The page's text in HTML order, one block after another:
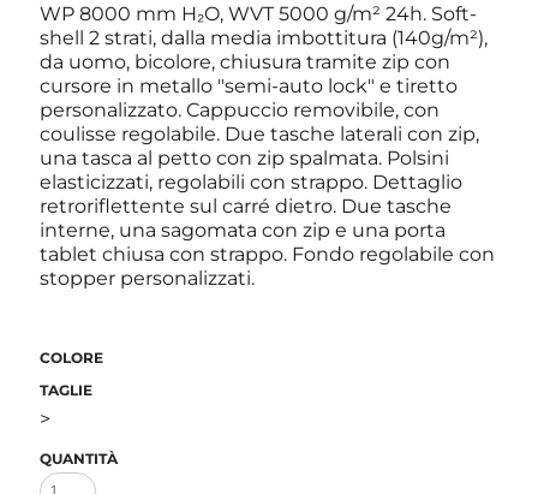
WP 8000 mm H₂O, WVT 5000 g/m² 24h. Soft-
shell 2 strati, dalla media imbottitura (140g/m²),
da uomo, bicolore, chiusura tramite zip con
cursore in metallo "semi-auto lock" e tiretto
personalizzato. Cappuccio removibile, con
coulisse regolabile. Due tasche laterali con zip,
una tasca al petto con zip spalmata. Polsini
elasticizzati, regolabili con strappo. Dettaglio
retroriflettente sul carré dietro. Due tasche
interne, una sagomata con zip e una porta
tablet chiusa con strappo. Fondo regolabile con
stopper personalizzati.
COLORE
TAGLIE
>
QUANTITÀ